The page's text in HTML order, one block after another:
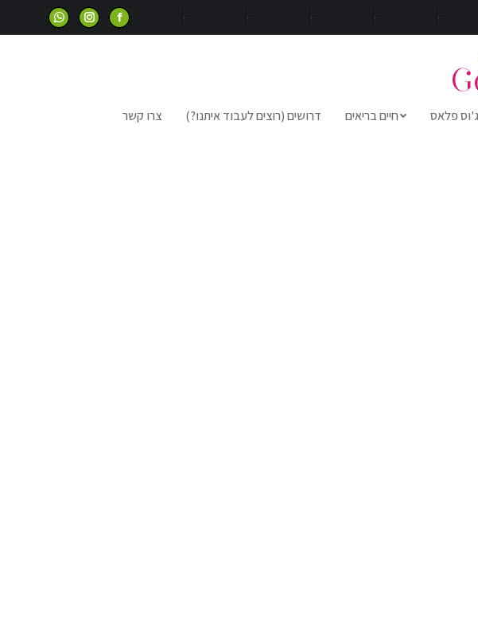
פלאס חיים בריאים דרושים (רוצים לעבוד איתנו?) צרו קשר